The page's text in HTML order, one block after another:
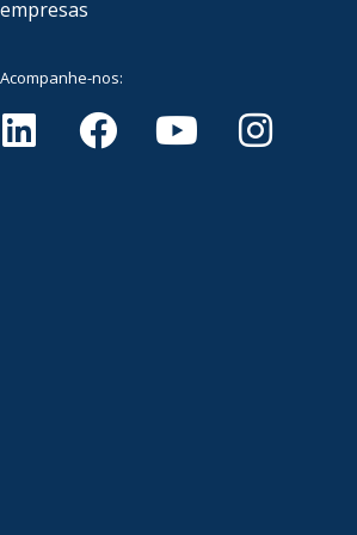
empresas
Acompanhe-nos: